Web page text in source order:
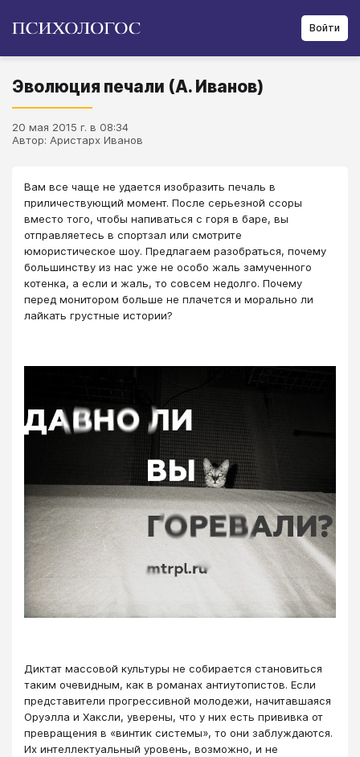
Войти
Эволюция печали (А. Иванов)
20 мая 2015 г. в 08:34
Автор: Аристарх Иванов
Вам все чаще не удается изобразить печаль в
приличествующий момент. После серьезной ссоры
вместо того, чтобы напиваться с горя в баре, вы
отправляетесь в спортзал или смотрите
юмористическое шоу. Предлагаем разобраться, почему
большинству из нас уже не особо жаль замученного
котенка, а если и жаль, то совсем недолго. Почему
перед монитором больше не плачется и морально ли
лайкать грустные истории?
Диктат массовой культуры не собирается становиться
таким очевидным, как в романах антиутопистов. Если
представители прогрессивной молодежи, начитавшаяся
Оруэлла и Хаксли, уверены, что у них есть прививка от
превращения в «винтик системы», то они заблуждаются.
Их интеллектуальный уровень, возможно, и не